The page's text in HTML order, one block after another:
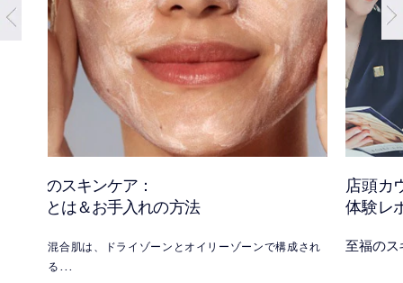
混合肌のスキンケア：
混合肌とは＆お手入れの方法
混合肌は、ドライゾーンとオイリーゾーンで構成され
る
店頭カ
体験レ
至福のス